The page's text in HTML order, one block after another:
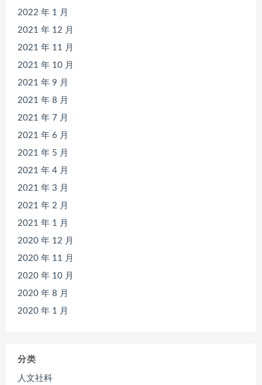
2022 年 1 月
2021 年 12 月
2021 年 11 月
2021 年 10 月
2021 年 9 月
2021 年 8 月
2021 年 7 月
2021 年 6 月
2021 年 5 月
2021 年 4 月
2021 年 3 月
2021 年 2 月
2021 年 1 月
2020 年 12 月
2020 年 11 月
2020 年 10 月
2020 年 8 月
2020 年 1 月
分类
人文社科